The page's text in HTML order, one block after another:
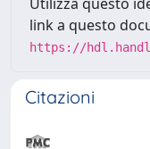
link a questo
https://
Citazioni